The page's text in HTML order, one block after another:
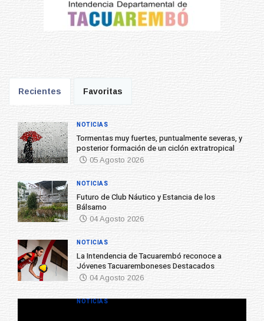
Recientes Favoritas
Tormentas muy fuertes, puntualmente severas, y
posterior formación de un ciclón extratropical
05 Agosto 2026
NOTICIAS
Futuro de Club Náutico y Estancia de los
Bálsamo
04 Agosto 2026
NOTICIAS
La Intendencia de Tacuarembó reconoce a
Jóvenes Tacuaremboneses Destacados
04 Agosto 2026
NOTICIAS
NOTICIAS